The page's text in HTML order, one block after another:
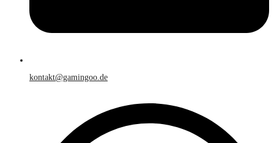
kontakt@gamingoo.de